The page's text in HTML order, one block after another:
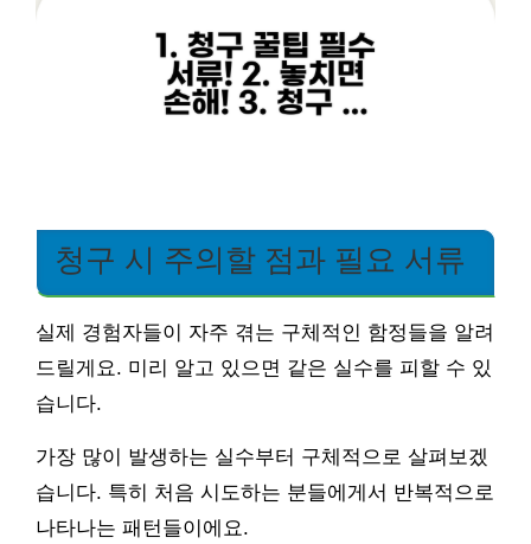
청구 시 주의할 점과 필요 서류
실제 경험자들이 자주 겪는 구체적인 함정들을 알려
드릴게요. 미리 알고 있으면 같은 실수를 피할 수 있
습니다.
가장 많이 발생하는 실수부터 구체적으로 살펴보겠
습니다. 특히 처음 시도하는 분들에게서 반복적으로
나타나는 패턴들이에요.